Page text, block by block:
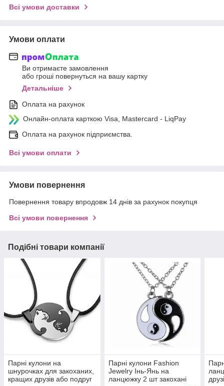
Всі умови доставки
Умови оплати
Ви отримаєте замовлення
або гроші повернуться на вашу картку
Детальніше
Оплата на рахунок
Онлайн-оплата карткою Visa, Mastercard - LiqPay
Оплата на рахунок підприємства.
Всі умови оплати
Умови повернення
Повернення товару впродовж 14 днів за рахунок покупця
Всі умови повернення
Подібні товари компанії
Парні кулони на
шнурочках для закоханих,
кращих друзів або подруг
Парні кулони Fashion
Jewelry Інь-Янь на
ланцюжку 2 шт закохані